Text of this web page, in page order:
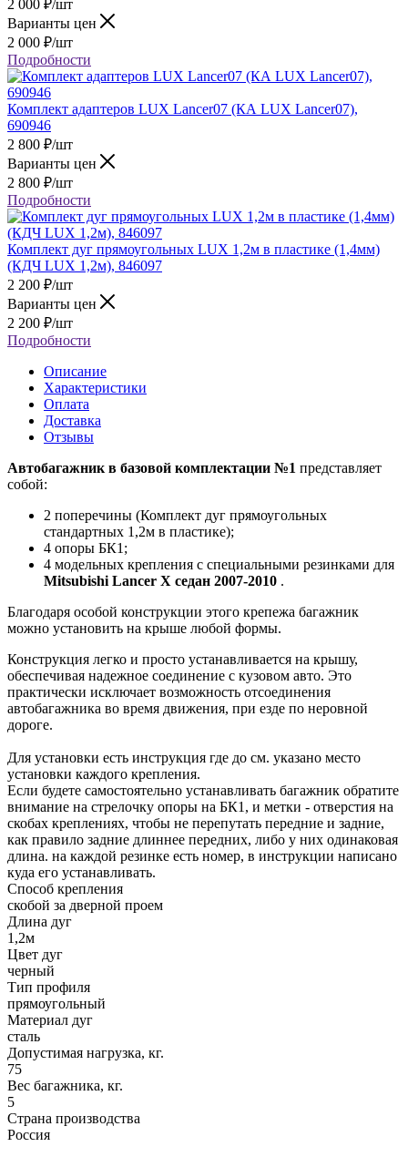
2 000 ₽/шт
Варианты цен
2 000 ₽/шт
Подробности
Комплект адаптеров LUX Lancer07 (КА LUX Lancer07),
690946
2 800 ₽/шт
Варианты цен
2 800 ₽/шт
Подробности
Комплект дуг прямоугольных LUX 1,2м в пластике (1,4мм)
(КДЧ LUX 1,2м), 846097
2 200 ₽/шт
Варианты цен
2 200 ₽/шт
Подробности
Описание
Характеристики
Оплата
Доставка
Отзывы
Автобагажник в базовой комплектации №1 представляет
собой:
2 поперечины (Комплект дуг прямоугольных
стандартных 1,2м в пластике);
4 опоры БК1;
4 модельных крепления с специальными резинками для
Mitsubishi Lancer Х седан 2007-2010 .
Благодаря особой конструкции этого крепежа багажник
можно установить на крыше любой формы.
Конструкция легко и просто устанавливается на крышу,
обеспечивая надежное соединение с кузовом авто. Это
практически исключает возможность отсоединения
автобагажника во время движения, при езде по неровной
дороге.
Для установки есть инструкция где до см. указано место
установки каждого крепления.
Если будете самостоятельно устанавливать багажник обратите
внимание на стрелочку опоры на БК1, и метки - отверстия на
скобах креплениях, чтобы не перепутать передние и задние,
как правило задние длиннее передних, либо у них одинаковая
длина. на каждой резинке есть номер, в инструкции написано
куда его устанавливать.
Способ крепления
скобой за дверной проем
Длина дуг
1,2м
Цвет дуг
черный
Тип профиля
прямоугольный
Материал дуг
сталь
Допустимая нагрузка, кг.
75
Вес багажника, кг.
5
Страна производства
Россия